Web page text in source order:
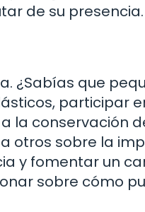
de su presencia.
¿Sabías que
participar
la conservación
otros sobre la
y fomentar un
sobre cómo